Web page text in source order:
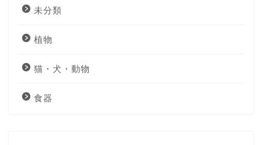
未分類
植物
猫・犬・動物
食器